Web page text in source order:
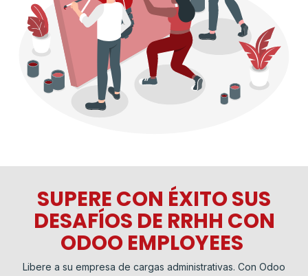
SUPERE CON ÉXITO SUS
DESAFÍOS DE RRHH CON
ODOO EMPLOYEES
Libere a su empresa de cargas administrativas. Con Odoo